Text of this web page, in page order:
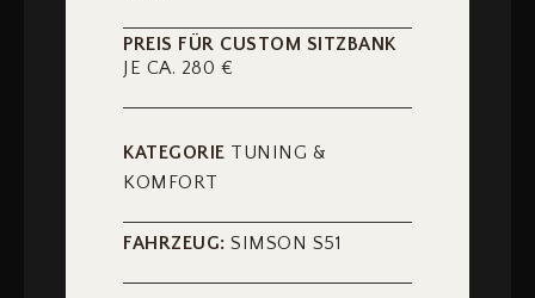
PREIS FÜR CUSTOM SITZBANK
JE CA. 280 €
KATEGORIE TUNING &
KOMFORT
FAHRZEUG:SIMSON S51